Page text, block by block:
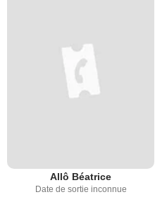
Allô Béatrice
Date de sortie inconnue